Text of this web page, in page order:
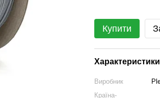
Купити
Характеристики
Виробник
Країна-